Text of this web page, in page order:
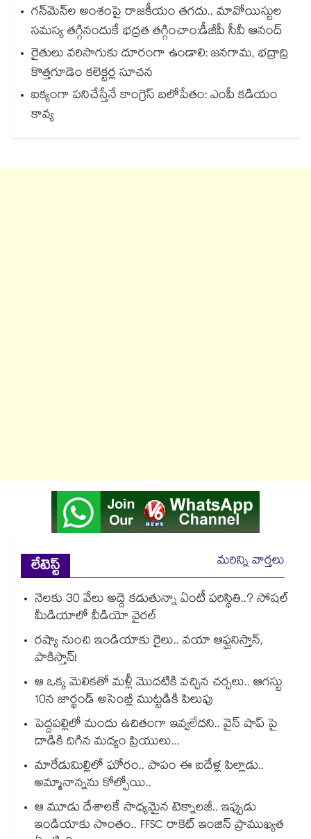
గన్⁭మెన్⁭ల అంశంపై రాజకీయం తగదు.. మావోయిస్టుల
సమస్య తగ్గినందుకే భద్రత తగ్గించాం:డీజీపీ సీవీ ఆనంద్
రైతులు వరిసాగుకు దూరంగా ఉండాలి: జనగామ, భద్రాద్రి
కొత్తగూడెం కలెక్టర్ల సూచన
ఐక్యంగా పనిచేస్తేనే కాంగ్రెస్ బలోపేతం: ఎంపీ కడియం
కావ్య
లేటెస్ట్
మరిన్ని వార్తలు
నెలకు 30 వేలు అద్దె కడుతున్నా ఏంటీ పరిస్థితి..? సోషల్
మీడియాలో వీడియో వైరల్
రష్యా నుంచి ఇండియాకు రైలు.. వయా ఆఫ్ఘనిస్తాన్,
పాకిస్తాన్!
ఆ ఒక్క మెలికతో మళ్లీ మొదటికి వచ్చిన చర్చలు.. ఆగస్టు
10న జార్ఖండ్ అసెంబ్లీ ముట్టడికి పిలుపు
పెద్దపల్లిలో మందు ఉచితంగా ఇవ్వలేదని.. వైన్ షాప్ పై
దాడికి దిగిన మద్యం ప్రియులు...
మారేడుమిల్లిలో ఘోరం.. పాపం ఈ ఐదేళ్ల పిల్లాడు..
అమ్మానాన్నను కోల్పోయి..
ఆ మూడు దేశాలకే సాధ్యమైన టెక్నాలజీ.. ఇప్పుడు
ఇండియాకు సొంతం.. FFSC రాకెట్ ఇంజిన్ ప్రాముఖ్యత